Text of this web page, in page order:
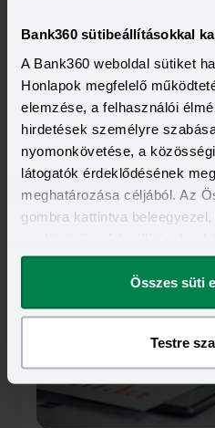
Bank360 sütibeállításokkal
A Bank360 weboldal sütiket
Honlapok megfelelő
elemzése, a felhasználói
hirdetések személyre
nyomonkövetése, a
látogatók érdeklődésének
meghatározása céljából. Az
gombra kattintva
megváltoztathatod.
Összes süti
Testre
2026-07-01
Történelmi csúcs a
csökkenés a
Májusban a személyi hitelek
forintot vettek fel a
csökkent az előző hónaphoz
azonban így is jól teljesít, a
Elolvasom